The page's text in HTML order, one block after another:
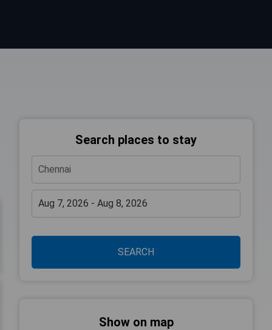
Search places to stay
SEARCH
Show on map